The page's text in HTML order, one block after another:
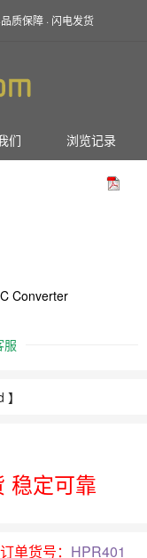
质保障 · 闪电发货
们 浏览记录
Converter
服
稳定可靠
单货号： HPR401